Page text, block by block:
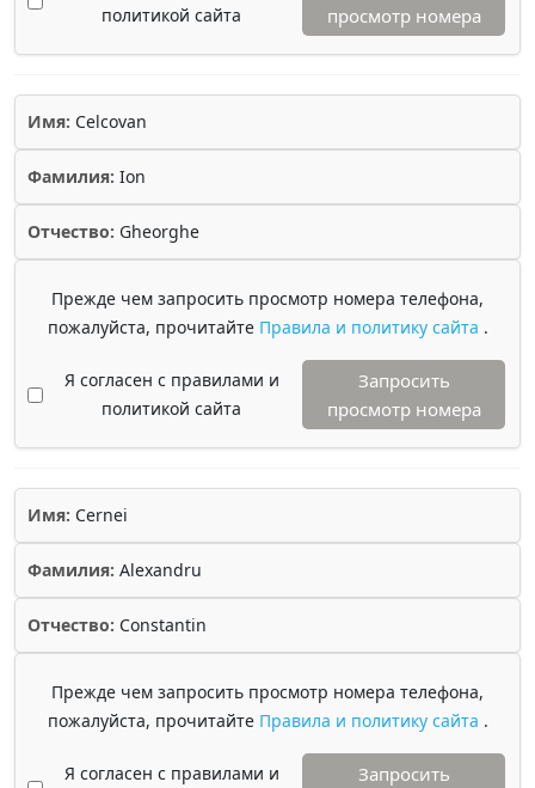
политикой сайта
просмотр номера
Имя: Celcovan
Фамилия: Ion
Отчество: Gheorghe
Прежде чем запросить просмотр номера телефона,
пожалуйста, прочитайте Правила и политику сайта .
Я согласен с правилами и
политикой сайта
Запросить
просмотр номера
Имя: Cernei
Фамилия: Alexandru
Отчество: Constantin
Прежде чем запросить просмотр номера телефона,
пожалуйста, прочитайте Правила и политику сайта .
Я согласен с правилами и
Запросить